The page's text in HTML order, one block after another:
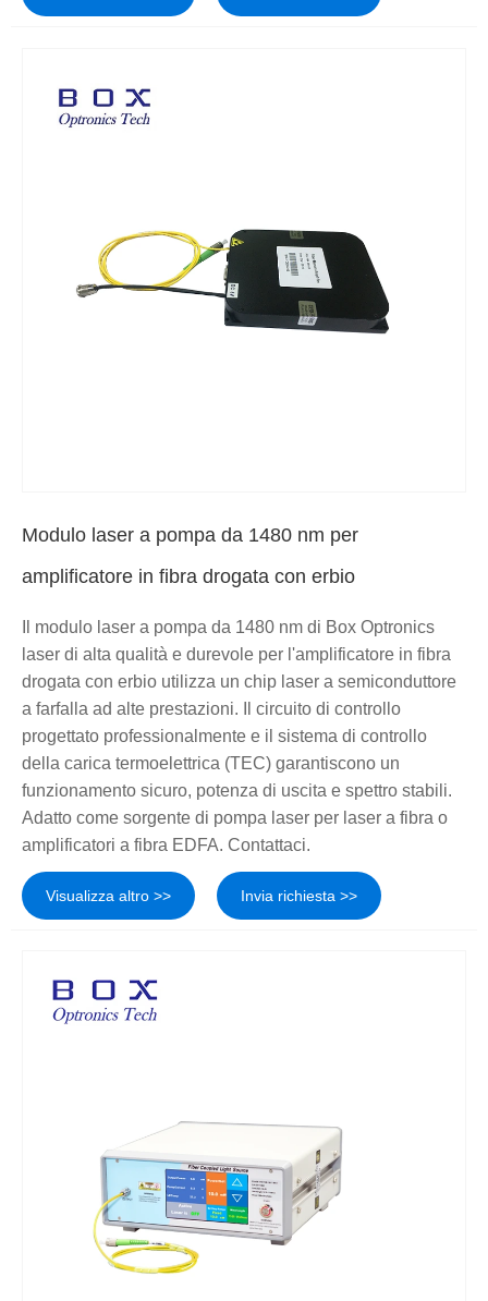
Modulo laser a pompa da 1480 nm per
amplificatore in fibra drogata con erbio
Il modulo laser a pompa da 1480 nm di Box Optronics
laser di alta qualità e durevole per l'amplificatore in fibra
drogata con erbio utilizza un chip laser a semiconduttore
a farfalla ad alte prestazioni. Il circuito di controllo
progettato professionalmente e il sistema di controllo
della carica termoelettrica (TEC) garantiscono un
funzionamento sicuro, potenza di uscita e spettro stabili.
Adatto come sorgente di pompa laser per laser a fibra o
amplificatori a fibra EDFA. Contattaci.
Visualizza altro >> Invia richiesta >>